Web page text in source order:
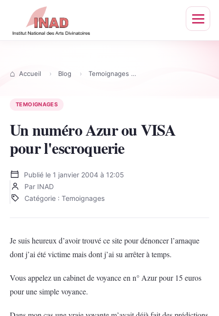
Ouvrir
Accueil Blog Temoignages
TEMOIGNAGES
Un numéro Azur ou VISA
pour l'escroquerie
Publié le 1 janvier 2004 à 12:05
Par INAD
Catégorie : Temoignages
Je suis heureux d’avoir trouvé ce site pour dénoncer l’arnaque
dont j’ai été victime mais dont j’ai su arrêter à temps.
Vous appelez un cabinet de voyance en n° Azur pour 15 euros
pour une simple voyance.